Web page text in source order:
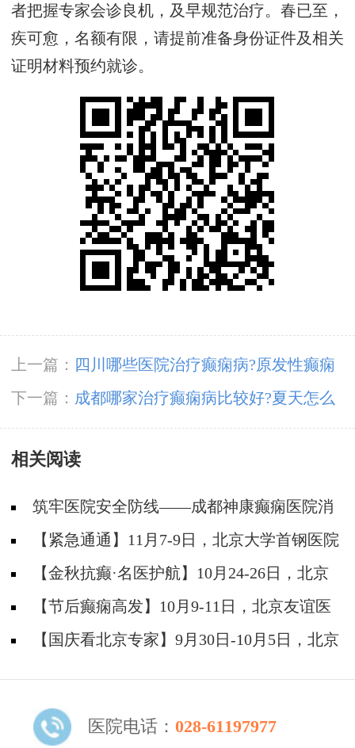
者把握专家会诊良机，及早规范治疗。春已至，
疾可愈，名额有限，请提前准备身份证件及相关
证明材料预约就诊。
上一篇：
四川哪些医院治疗癫痫病?原发性癫痫
病怎么治疗?
下一篇： 成都哪家治疗癫痫病比较好?夏天怎么
预防癫痫疾病?
相关阅读
筑牢医院安全防线——成都神康癫痫医院消
防安全培训纪实
【紧急通通】11月7-9日，北京大学首钢医院
神经内科胡颖教授亲临成都会诊，破解癫痫疑难
【金秋抗癫·名医护航】10月24-26日，北京
大学首钢医院神经内科主任高伟教授亲临成都会
诊，速约！
【节后癫痫高发】10月9-11日，北京友谊医
院陈葵博士免费会诊+治疗援助，破解癫痫难
【国庆看北京专家】9月30日-10月5日，北京
助，速约！
医院电话： 028-61197977